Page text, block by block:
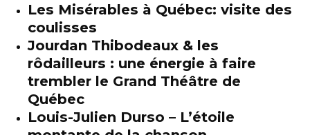
Les Misérables à Québec: visite des
coulisses
Jourdan Thibodeaux & les
rôdailleurs : une énergie à faire
trembler le Grand Théâtre de
Québec
Louis-Julien Durso – L’étoile